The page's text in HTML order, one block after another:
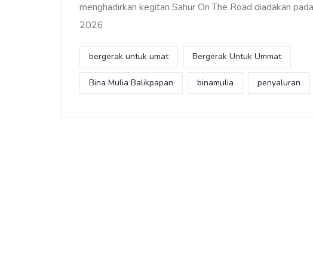
menghadirkan kegitan Sahur On The Road diadakan
2026
bergerak untuk umat Bergerak Untuk Ummat
Bina Mulia Balikpapan binamulia penyaluran